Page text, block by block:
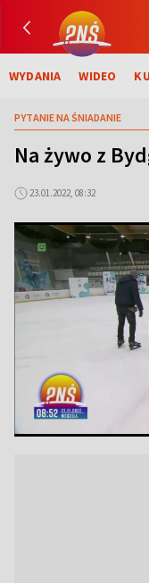
WYDANIA WIDEO
PYTANIE NA ŚNIADANIE
Na żywo z
23.01.2022, 08:32